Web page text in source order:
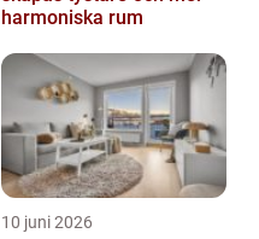
harmoniska rum
10 juni 2026